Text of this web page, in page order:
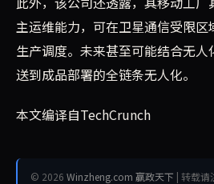
主运维能力，可在卫星通信受限
生产调度。未来甚至可能结合无
送到成品部署的全链条无人化。
本文编译自TechCrunch
© 2026 Winzheng.com 赢政天下 | 转载请